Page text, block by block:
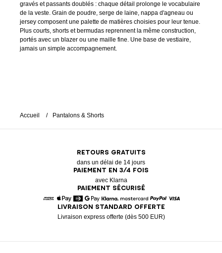
gravés et passants doublés : chaque détail prolonge le vocabulaire
de la veste. Grain de poudre, serge de laine, nappa d'agneau ou
jersey composent une palette de matières choisies pour leur tenue.
Plus courts, shorts et bermudas reprennent la même construction,
portés avec un blazer ou une maille fine. Une base de vestiaire,
jamais un simple accompagnement.
Accueil Pantalons & Shorts
RETOURS GRATUITS
dans un délai de 14 jours
PAIEMENT EN 3/4 FOIS
avec Klarna
PAIEMENT SÉCURISÉ
American Express
Apple Pay
DinersGoogle Pay
Klarna MastercardPaypal
LIVRAISON STANDARD OFFERTE
Livraison express offerte (dès 500 EUR)